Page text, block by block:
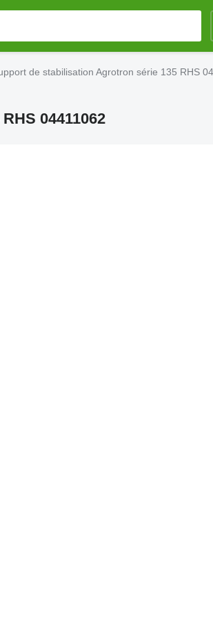
de stabilisation Agrotron série 135 RHS
04411062